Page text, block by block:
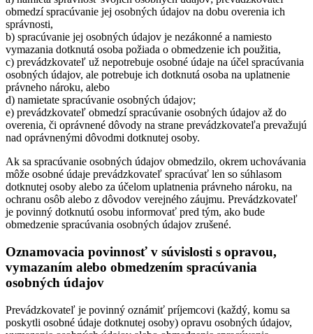
obmedzí spracúvanie jej osobných údajov na dobu overenia ich
správnosti,
b) spracúvanie jej osobných údajov je nezákonné a namiesto
vymazania dotknutá osoba požiada o obmedzenie ich použitia,
c) prevádzkovateľ už nepotrebuje osobné údaje na účel spracúvania
osobných údajov, ale potrebuje ich dotknutá osoba na uplatnenie
právneho nároku, alebo
d) namietate spracúvanie osobných údajov;
e) prevádzkovateľ obmedzí spracúvanie osobných údajov až do
overenia, či oprávnené dôvody na strane prevádzkovateľa prevažujú
nad oprávnenými dôvodmi dotknutej osoby.
Ak sa spracúvanie osobných údajov obmedzilo, okrem uchovávania
môže osobné údaje prevádzkovateľ spracúvať len so súhlasom
dotknutej osoby alebo za účelom uplatnenia právneho nároku, na
ochranu osôb alebo z dôvodov verejného záujmu. Prevádzkovateľ
je povinný dotknutú osobu informovať pred tým, ako bude
obmedzenie spracúvania osobných údajov zrušené.
Oznamovacia povinnosť v súvislosti s opravou,
vymazaním alebo obmedzením spracúvania
osobných údajov
Prevádzkovateľ je povinný oznámiť príjemcovi (každý, komu sa
poskytli osobné údaje dotknutej osoby) opravu osobných údajov,